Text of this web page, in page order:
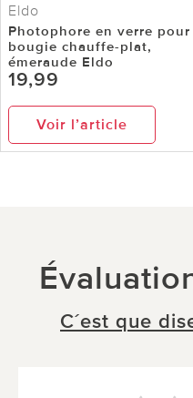
Eldo
Photophore en verre pour
bougie chauffe-plat,
émeraude Eldo
19,99
Voir l’article
C´est que